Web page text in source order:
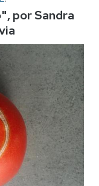
por Sandra